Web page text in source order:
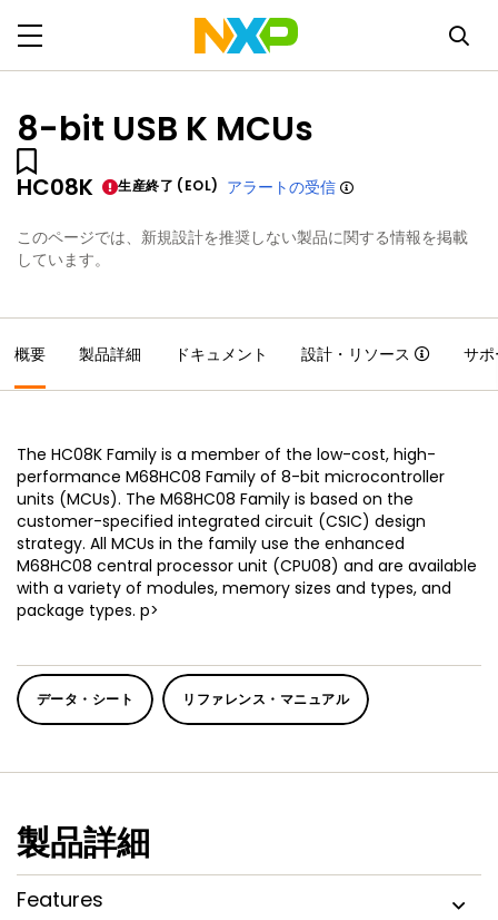
8-bit USB K MCUs
HC08K 生産終了 (EOL) アラートの受信
このページでは、新規設計を推奨しない製品に関する情報を掲載
しています。
概要 製品詳細 ドキュメント 設計・リソース サ
The HC08K Family is a member of the low-cost, high-
performance M68HC08 Family of 8-bit microcontroller
units (MCUs). The M68HC08 Family is based on the
customer-specified integrated circuit (CSIC) design
strategy. All MCUs in the family use the enhanced
M68HC08 central processor unit (CPU08) and are available
with a variety of modules, memory sizes and types, and
package types. p>
データ・シート リファレンス・マニュアル
製品詳細
Features